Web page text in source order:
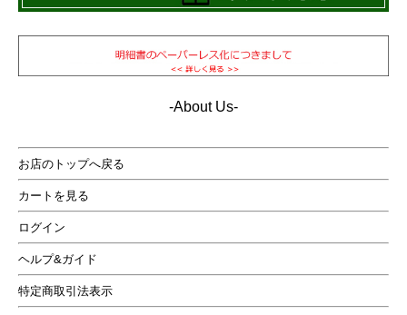
イタリアのレザーブランドの「D FOUR」は世界レベル
の良質な本革の加工技術を誇るイタリア南部に属し、そ
の中でも半世紀近くの歴史を誇る工場で物作りを続けて
いるブランドです。
他ではあまり目にする事の無いようなこのレザーの質感
は熟練されたイタリアの職人だから出来るエイジング加
工なのです。
-About Us-
お店のトップへ戻る
カートを見る
ログイン
ヘルプ&ガイド
特定商取引法表示